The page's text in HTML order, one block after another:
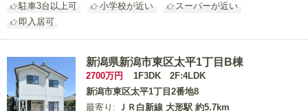
駐車3台以上可
小学校が近い
スーパーが近い
即入居可
新潟県新潟市東区太平1丁目B棟
2700万円
1F3DK 2F:4LDK
新潟市東区太平1丁目2番地8
最寄り: ＪＲ白新線 大形駅 約5.7km